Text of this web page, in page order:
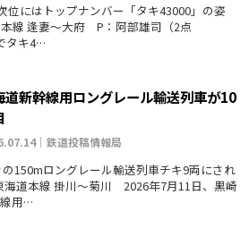
位にはトップナンバー「タキ43000」の姿
線 逢妻～大府 P：阿部雄司（2点
タキ4…
道新幹線用ロングレール輸送列車が10
｜鉄道投稿情報局
150mロングレール輸送列車チキ9両にされ
道本線 掛川～菊川 2026年7月11日、黒崎
用…